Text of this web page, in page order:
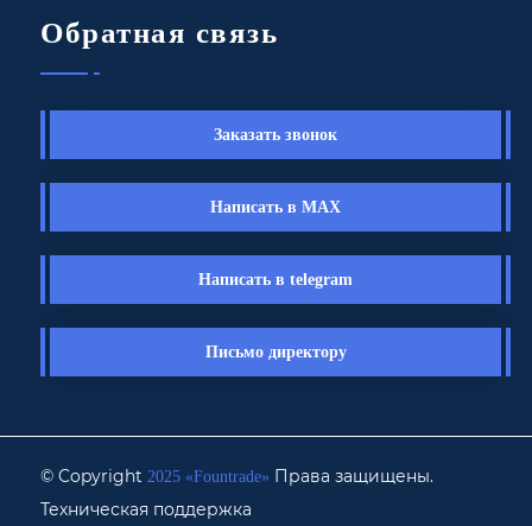
Обратная связь
Заказать звонок
Написать в MAX
Написать в telegram
Письмо директору
© Copyright 2025 «Fоuntrade» Права защищены.
Техническая поддержка